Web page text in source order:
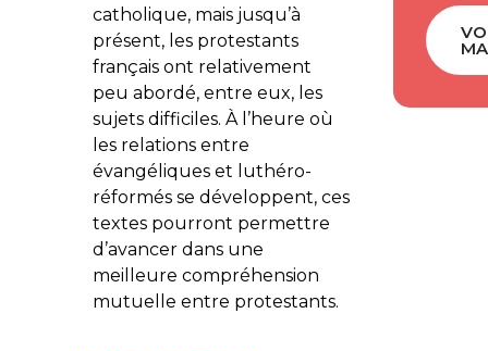
catholique, mais jusqu’à
présent, les protestants
français ont relativement
peu abordé, entre eux, les
sujets difficiles. À l’heure où
les relations entre
évangéliques et luthéro-
réformés se développent, ces
textes pourront permettre
d’avancer dans une
meilleure compréhension
mutuelle entre protestants.